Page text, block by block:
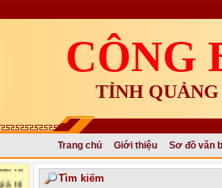
CÔNG
TỈNH
Trang chủ Giới thiệu
Sơ đồ văn
là
trị
Tìm kiếm